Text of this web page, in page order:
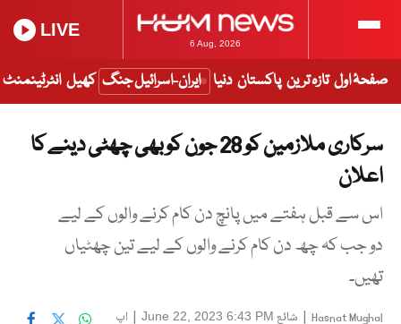
6 Aug, 2026
LIVE
صفحۂ اول تازہ ترین پاکستان دنیا ایران-اسرائیل جنگ کھیل انٹرٹینمنٹ
سرکاری ملازمین کو 28 جون کو بھی چھٹی دینے کا
اعلان
اس سے قبل ہفتے میں پانچ دن کام کرنے والوں کے لیے
دو جب کہ چھ دن کام کرنے والوں کے لیے تین چھٹیاں
تھیں۔
Hasnat Mughal
| شائع June 22, 2023 6:43 PM
| اپ